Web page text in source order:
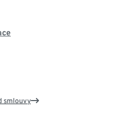
smlouvy